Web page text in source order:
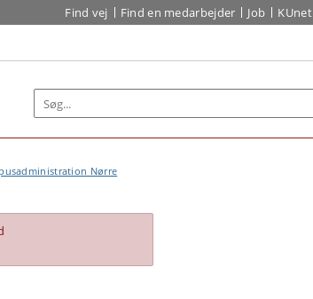
Find vej Find en medarbejder Job KUnet
Nørre